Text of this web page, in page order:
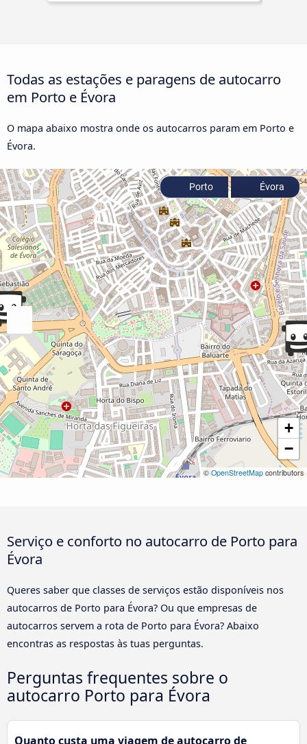
Todas as estações e paragens de autocarro
em Porto e Évora
O mapa abaixo mostra onde os autocarros param em Porto e
Évora.
+
−
© OpenStreetMap contributors
Porto Évora
Serviço e conforto no autocarro de Porto para
Évora
Queres saber que classes de serviços estão disponíveis nos
autocarros de Porto para Évora? Ou que empresas de
autocarros servem a rota de Porto para Évora? Abaixo
encontras as respostas às tuas perguntas.
Perguntas frequentes sobre o
autocarro Porto para Évora
Quanto custa uma viagem de autocarro de